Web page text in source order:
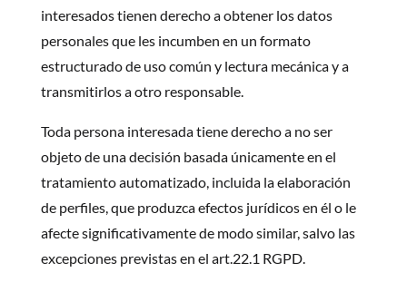
interesados tienen derecho a obtener los datos
personales que les incumben en un formato
estructurado de uso común y lectura mecánica y a
transmitirlos a otro responsable.
Toda persona interesada tiene derecho a no ser
objeto de una decisión basada únicamente en el
tratamiento automatizado, incluida la elaboración
de perfiles, que produzca efectos jurídicos en él o le
afecte significativamente de modo similar, salvo las
excepciones previstas en el art.22.1 RGPD.